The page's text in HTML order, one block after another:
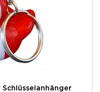
Schlüsselanhänger